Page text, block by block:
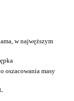
w najwęższym
oszacowania masy